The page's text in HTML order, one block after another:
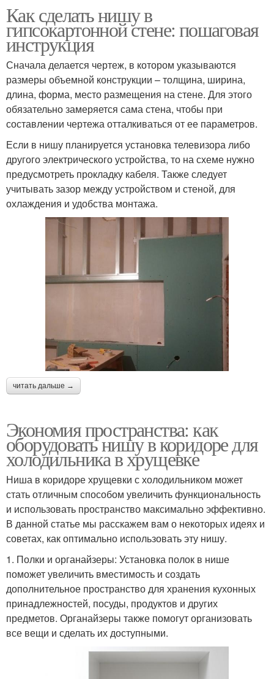
Как сделать нишу в
гипсокартонной стене: пошаговая
инструкция
Сначала делается чертеж, в котором указываются
размеры объемной конструкции – толщина, ширина,
длина, форма, место размещения на стене. Для этого
обязательно замеряется сама стена, чтобы при
составлении чертежа отталкиваться от ее параметров.
Если в нишу планируется установка телевизора либо
другого электрического устройства, то на схеме нужно
предусмотреть прокладку кабеля. Также следует
учитывать зазор между устройством и стеной, для
охлаждения и удобства монтажа.
читать дальше →
Экономия пространства: как
оборудовать нишу в коридоре для
холодильника в хрущевке
Ниша в коридоре хрущевки с холодильником может
стать отличным способом увеличить функциональность
и использовать пространство максимально эффективно.
В данной статье мы расскажем вам о некоторых идеях и
советах, как оптимально использовать эту нишу.
1. Полки и органайзеры: Установка полок в нише
поможет увеличить вместимость и создать
дополнительное пространство для хранения кухонных
принадлежностей, посуды, продуктов и других
предметов. Органайзеры также помогут организовать
все вещи и сделать их доступными.